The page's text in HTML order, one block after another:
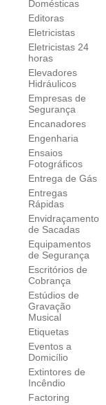
Domésticas
Editoras
Eletricistas
Eletricistas 24
horas
Elevadores
Hidráulicos
Empresas de
Segurança
Encanadores
Engenharia
Ensaios
Fotográficos
Entrega de Gás
Entregas
Rápidas
Envidraçamento
de Sacadas
Equipamentos
de Segurança
Escritórios de
Cobrança
Estúdios de
Gravação
Musical
Etiquetas
Eventos a
Domicílio
Extintores de
Incêndio
Factoring